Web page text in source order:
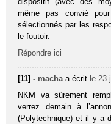
même pas convié
sélectionnés par les
le foutoir.
Répondre ici
[11] - macha a écrit le 23
NKM va sûrement
verrez demain à
(Polytechnique) et il y a